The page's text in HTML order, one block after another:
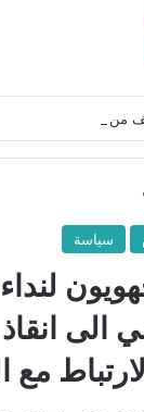
سياسة
الى انقاذ
مع